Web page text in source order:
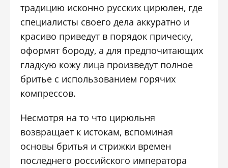
традицию исконно русских цирюлен, где
специалисты своего дела аккуратно и
красиво приведут в порядок прическу,
оформят бороду, а для предпочитающих
гладкую кожу лица произведут полное
бритье с использованием горячих
компрессов.
Несмотря на то что цирюльня
возвращает к истокам, вспоминая
основы бритья и стрижки времен
последнего российского императора